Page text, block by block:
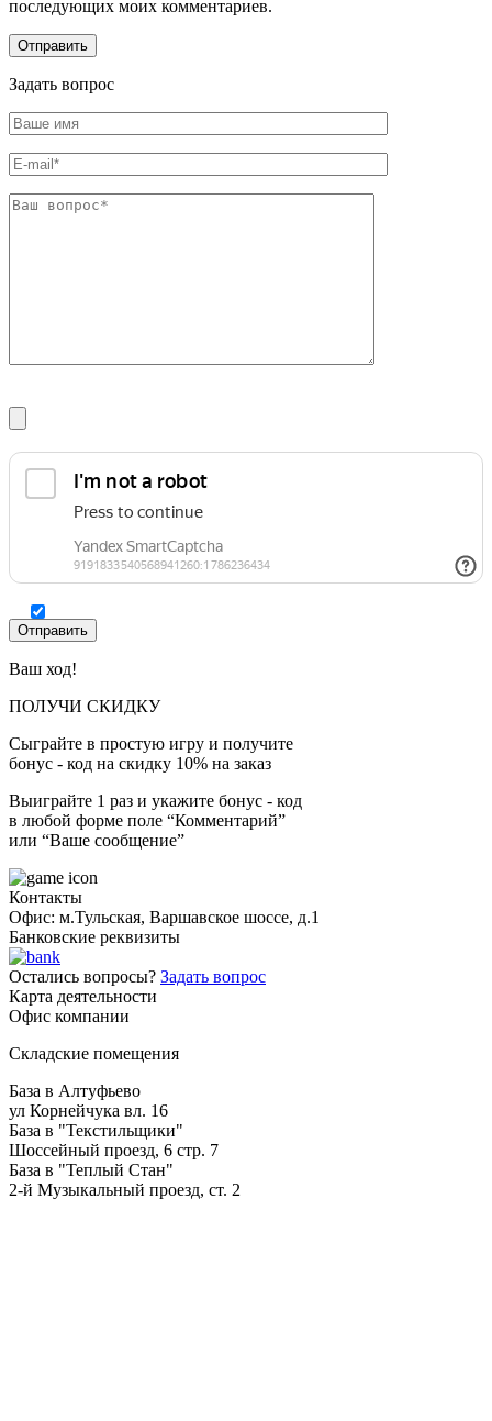
последующих моих комментариев.
Задать вопрос
Ваш ход!
ПОЛУЧИ СКИДКУ
Сыграйте в простую игру и получите
бонус - код на скидку 10% на заказ
Выиграйте 1 раз и укажите бонус - код
в любой форме поле “Комментарий”
или “Ваше сообщение”
Контакты
Офис: м.Тульская, Варшавское шоссе, д.1
Банковские реквизиты
Остались вопросы? Задать вопрос
Карта деятельности
Офис компании
Складские помещения
База в Алтуфьево
ул Корнейчука вл. 16
База в "Текстильщики"
Шоссейный проезд, 6 стр. 7
База в "Теплый Стан"
2-й Музыкальный проезд, ст. 2